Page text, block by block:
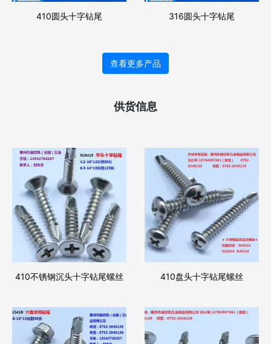
410圆头十字钻尾 316圆头十字钻尾
查看更多产品
供货信息
410不锈钢沉头十字钻尾螺丝 410盘头十字钻尾螺丝